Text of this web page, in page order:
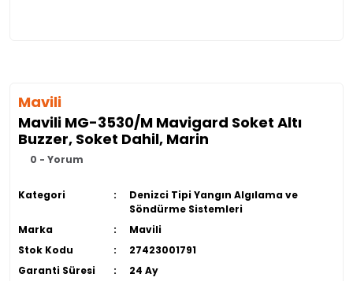
Mavili
Mavili MG-3530/M Mavigard Soket Altı
Buzzer, Soket Dahil, Marin
0 - Yorum
Kategori
Denizci Tipi Yangın Algılama ve
Söndürme Sistemleri
Marka
Mavili
Stok Kodu
27423001791
Garanti Süresi
24 Ay